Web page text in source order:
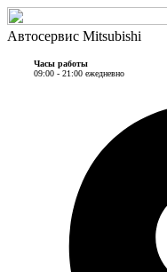
Автосервис Mitsubishi
Часы работы
09:00 - 21:00 ежедневно